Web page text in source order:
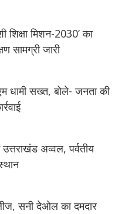
शिक्षा मिशन-2030’ का
सामग्री जारी
धामी सख्त, बोले- जनता की
अव्वल, पर्वतीय
सनी देओल का दमदार